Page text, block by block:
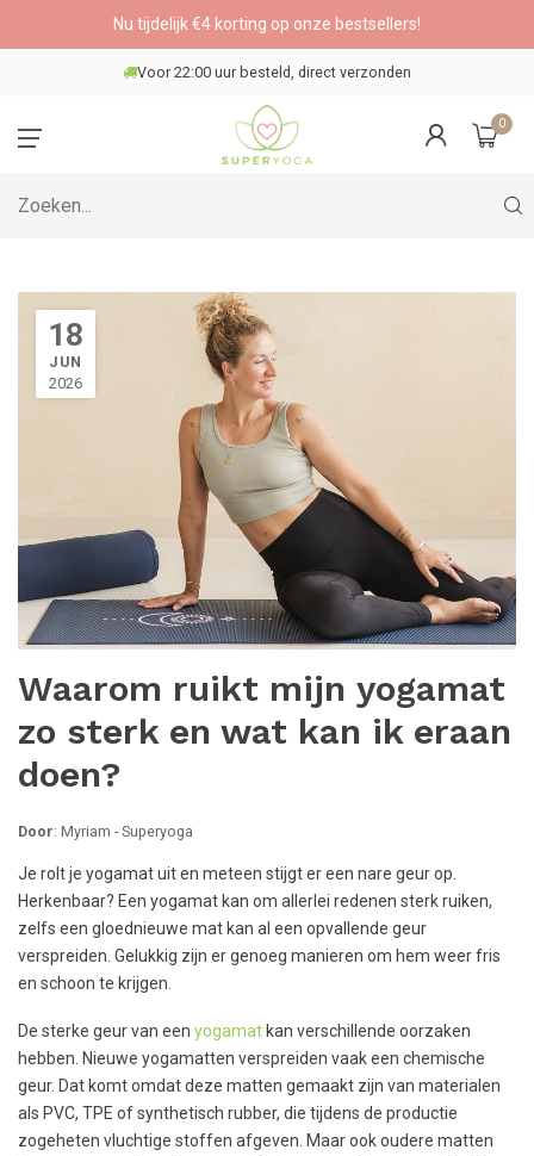
Nu tijdelijk €4 korting op onze bestsellers!
Veilig betalen
0
18
JUN
2026
Waarom ruikt mijn yogamat
zo sterk en wat kan ik eraan
doen?
Door: Myriam - Superyoga
Je rolt je yogamat uit en meteen stijgt er een nare geur op.
Herkenbaar? Een yogamat kan om allerlei redenen sterk ruiken,
zelfs een gloednieuwe mat kan al een opvallende geur
verspreiden. Gelukkig zijn er genoeg manieren om hem weer fris
en schoon te krijgen.
De sterke geur van een yogamat kan verschillende oorzaken
hebben. Nieuwe yogamatten verspreiden vaak een chemische
geur. Dat komt omdat deze matten gemaakt zijn van materialen
als PVC, TPE of synthetisch rubber, die tijdens de productie
zogeheten vluchtige stoffen afgeven. Maar ook oudere matten